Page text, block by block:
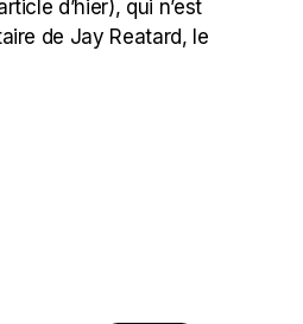
d’hier), qui n’est
de Jay Reatard, le